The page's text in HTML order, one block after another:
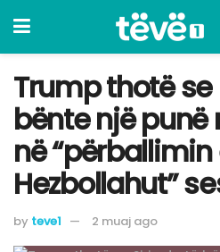
Trump thotë se
bënte një punë
në “përballimin
Hezbollahut”
by teve1 2 muaj ago